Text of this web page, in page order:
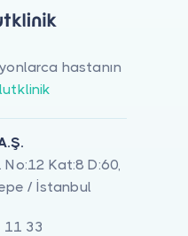
hastanın
Kat:8 D:60,
/ İstanbul
33